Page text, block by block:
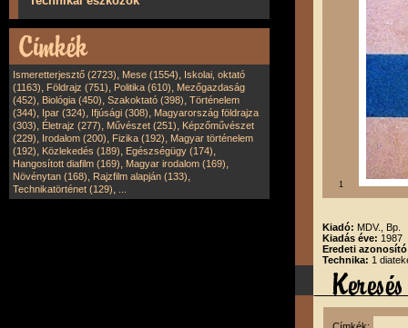
Ismeretterjesztő (2723), Mese (1554), Iskolai, oktató
(1163), Földrajz (751), Politika (610), Mezőgazdaság
(452), Biológia (450), Szakoktató (398), Történelem
(344), Ipar (324), Ifjúsági (308), Magyarország földrajza
(303), Életrajz (277), Művészet (251), Képzőművészet
(229), Irodalom (200), Fizika (192), Magyar történelem
(192), Közlekedés (189), Egészségügy (174),
Hangosított diafilm (169), Magyar irodalom (169),
Növénytan (168), Rajzfilm alapján (133),
Technikatörténet (129), 1
Kiadó: MDV., Bp.
Kiadás éve: 1987
Eredeti
Technika: 1